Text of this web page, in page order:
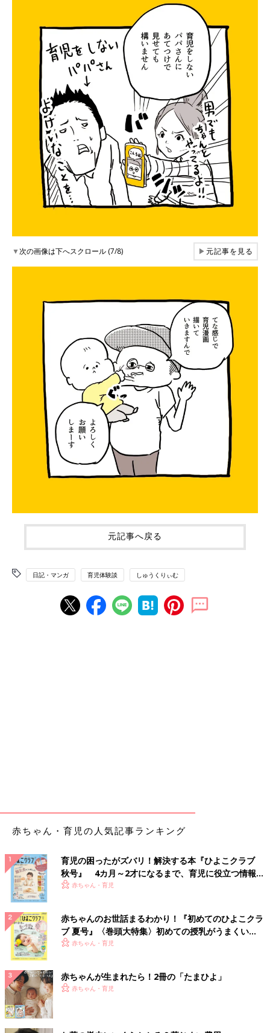
▼次の画像は下へスクロール (7/8) ▶元記事を見る
元記事へ戻る
日記・マンガ 育児体験談 しゅうくりぃむ
赤ちゃん・育児の人気記事ランキング
育児の困ったがズバリ！解決する本『ひよこクラブ
秋号』 4カ月～2才になるまで、育児に役立つ情報が
いっぱい！
赤ちゃん・育児
赤ちゃんのお世話まるわかり！『初めてのひよこクラ
ブ 夏号』〈巻頭大特集〉初めての授乳がうまくい
く！ おっぱい・ミルクの基本と夏のトラブル 解決テ
赤ちゃん・育児
赤ちゃんが生まれたら！2冊の「たまひよ」
赤ちゃん・育児